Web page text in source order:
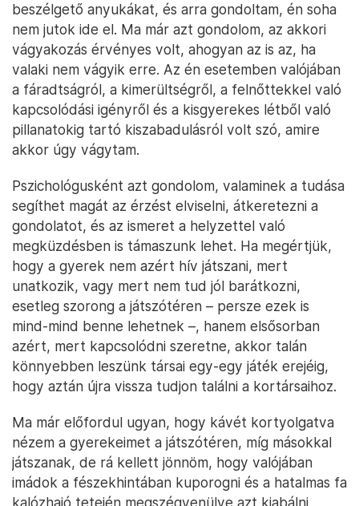
beszélgető anyukákat, és arra gondoltam, én soha
nem jutok ide el. Ma már azt gondolom, az akkori
vágyakozás érvényes volt, ahogyan az is az, ha
valaki nem vágyik erre. Az én esetemben valójában
a fáradtságról, a kimerültségről, a felnőttekkel való
kapcsolódási igényről és a kisgyerekes létből való
pillanatokig tartó kiszabadulásról volt szó, amire
akkor úgy vágytam.
Pszichológusként azt gondolom, valaminek a tudása
segíthet magát az érzést elviselni, átkeretezni a
gondolatot, és az ismeret a helyzettel való
megküzdésben is támaszunk lehet. Ha megértjük,
hogy a gyerek nem azért hív játszani, mert
unatkozik, vagy mert nem tud jól barátkozni,
esetleg szorong a játszótéren – persze ezek is
mind-mind benne lehetnek –, hanem elsősorban
azért, mert kapcsolódni szeretne, akkor talán
könnyebben leszünk társai egy-egy játék erejéig,
hogy aztán újra vissza tudjon találni a kortársaihoz.
Ma már előfordul ugyan, hogy kávét kortyolgatva
nézem a gyerekeimet a játszótéren, míg másokkal
játszanak, de rá kellett jönnöm, hogy valójában
imádok a fészekhintában kuporogni és a hatalmas fa
kalózhajó tetején megszégyenülve azt kiabálni,